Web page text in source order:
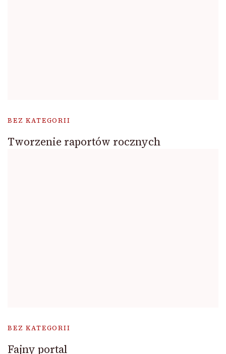
BEZ KATEGORII
Tworzenie raportów rocznych
BEZ KATEGORII
Fajny portal